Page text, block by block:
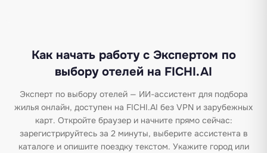
Как начать работу с Экспертом по
выбору отелей на FICHI.AI
Эксперт по выбору отелей — ИИ-ассистент для подбора
жилья онлайн, доступен на FICHI.AI без VPN и зарубежных
карт. Откройте браузер и начните прямо сейчас:
зарегистрируйтесь за 2 минуты, выберите ассистента в
каталоге и опишите поездку текстом. Укажите город или